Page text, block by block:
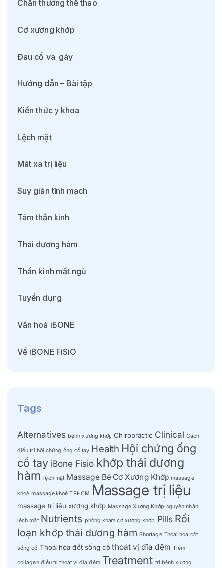
Chấn thương thể thao
Cơ xương khớp
Đau cổ vai gáy
Hướng dẫn – Bài tập
Kiến thức y khoa
Lệch mặt
Mát xa trị liệu
Suy giãn tĩnh mạch
Tâm thần kinh
Thái dương hàm
Thần kinh mất ngủ
Tuyển dụng
Văn hoá iBONE
Về iBONE FiSiO
Tags
Alternatives bệnh xương khớp Chiropractic Clinical Cách
điều trị hội chứng ống cổ tay Health Hội chứng ống
cổ tay iBone Fisio khớp thái dương
hàm lệch mặt Massage Bẻ Cơ Xương Khớp massage
khoẻ massage khoẻ TPHCM Massage trị liệu
massage trị liệu xương khớp Massage Xương Khớp nguyên nhân
lệch mặt Nutrients phòng khám cơ xương khớp Pills Rối
loạn khớp thái dương hàm Shortage Thoái hoá cột
sống cổ Thoái hóa đốt sống cổ thoát vị đĩa đệm Tiêm
collagen điều trị thoát vị đĩa đệm Treatment trị bệnh xương